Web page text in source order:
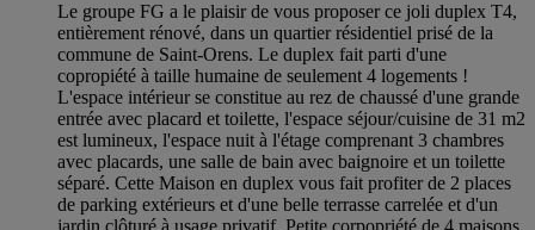
Le groupe FG a le plaisir de vous proposer ce joli duplex T4,
entièrement rénové, dans un quartier résidentiel prisé de la
commune de Saint-Orens. Le duplex fait parti d'une
copropiété à taille humaine de seulement 4 logements !
L'espace intérieur se constitue au rez de chaussé d'une grande
entrée avec placard et toilette, l'espace séjour/cuisine de 31 m2
est lumineux, l'espace nuit à l'étage comprenant 3 chambres
avec placards, une salle de bain avec baignoire et un toilette
séparé. Cette Maison en duplex vous fait profiter de 2 places
de parking extérieurs et d'une belle terrasse carrelée et d'un